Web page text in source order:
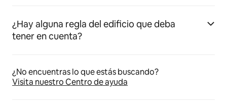
¿Hay alguna regla del edificio que deba
tener en cuenta?
¿No encuentras lo que estás buscando?
Visita nuestro Centro de ayuda